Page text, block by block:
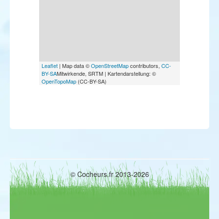
Leaflet | Map data ©OpenStreetMapcontributors, CC-
BY-SAMitwirkende, SRTM | Kartendarstellung: ©
OpenTopoMap (CC-BY-SA)
© Cocheurs.fr 2013-2026